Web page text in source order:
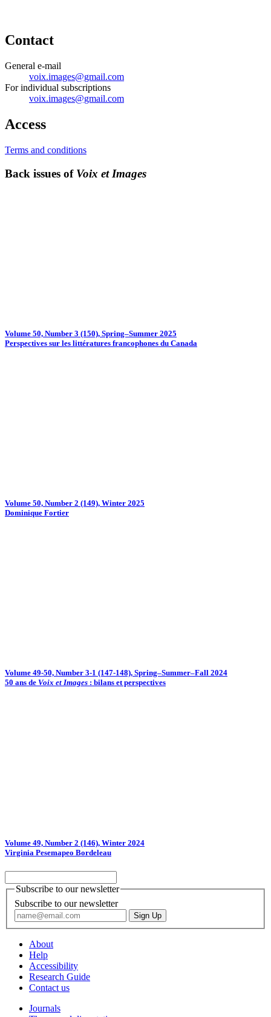
Contact
General e-mail
voix.images@gmail.com
For individual subscriptions
voix.images@gmail.com
Access
Terms and conditions
Back issues of Voix et Images
Volume 50, Number 3 (150), Spring–Summer 2025
Perspectives sur les littératures francophones du Canada
Volume 50, Number 2 (149), Winter 2025
Dominique Fortier
Volume 49-50, Number 3-1 (147-148), Spring–Summer–Fall 2024
50 ans de Voix et Images : bilans et perspectives
Volume 49, Number 2 (146), Winter 2024
Virginia Pesemapeo Bordeleau
Subscribe to our newsletter
Subscribe to our newsletter
About
Help
Accessibility
Research Guide
Contact us
Journals